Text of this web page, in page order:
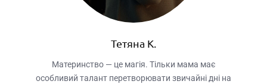
Тетяна К.
Материнство — це магія. Тільки мама має
особливий талант перетворювати звичайні дні на